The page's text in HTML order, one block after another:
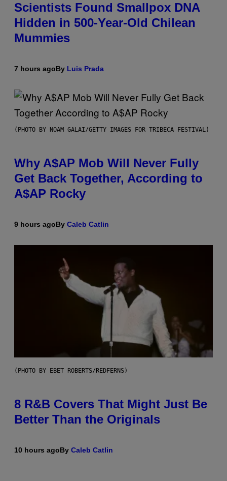
Scientists Found Smallpox DNA
Hidden in 500-Year-Old Chilean
Mummies
7 hours agoBy Luis Prada
(PHOTO BY NOAM GALAI/GETTY IMAGES FOR TRIBECA FESTIVAL)
Why A$AP Mob Will Never Fully
Get Back Together, According to
A$AP Rocky
9 hours agoBy Caleb Catlin
(PHOTO BY EBET ROBERTS/REDFERNS)
8 R&B Covers That Might Just Be
Better Than the Originals
10 hours agoBy Caleb Catlin